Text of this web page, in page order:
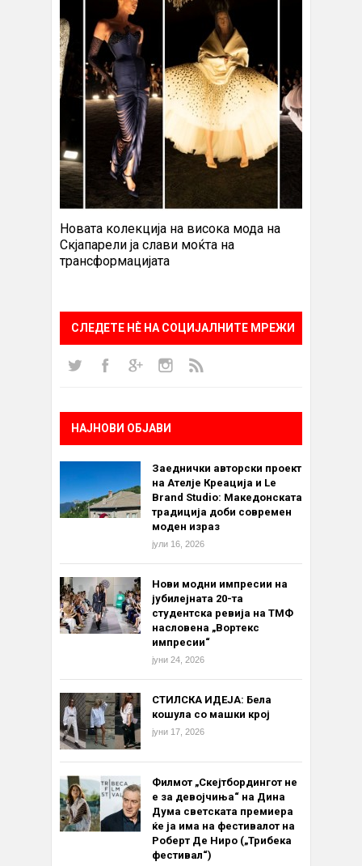
Новата колекција на висока мода на
Скјапарели ја слави моќта на
трансформацијата
СЛЕДЕТЕ НÈ НА СОЦИЈАЛНИТЕ МРЕЖИ
НАЈНОВИ ОБЈАВИ
Заеднички авторски проект
на Ателје Креација и Le
Brand Studio: Македонската
традиција доби современ
моден израз
јули 16, 2026
Нови модни импресии на
јубилејната 20-та
студентска ревија на ТМФ
насловена „Вортекс
импресии“
јуни 24, 2026
СТИЛСКА ИДЕЈА: Бела
кошула со машки крој
јуни 17, 2026
Филмот „Скејтбордингот не
е за девојчиња“ на Дина
Дума светската премиера
ќе ја има на фестивалот на
Роберт Де Ниро („Трибека
фестивал“)